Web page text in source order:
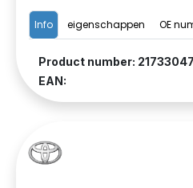
Info eigenschappen OE
Product number: 21733047
EAN: